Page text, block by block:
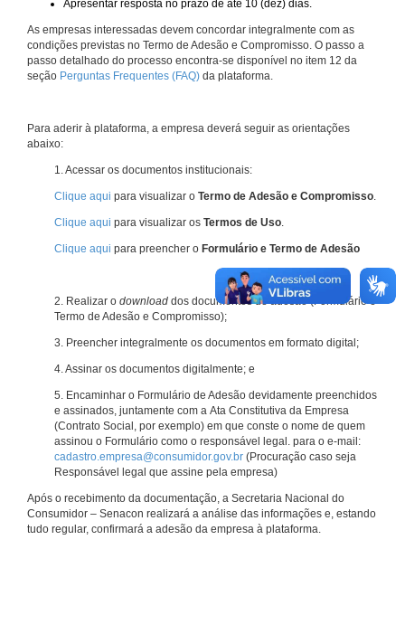
Apresentar resposta no prazo de até 10 (dez) dias.
As empresas interessadas devem concordar integralmente com as
condições previstas no Termo de Adesão e Compromisso. O passo a
passo detalhado do processo encontra-se disponível no item 12 da
seção Perguntas Frequentes (FAQ) da plataforma.
Para aderir à plataforma, a empresa deverá seguir as orientações
abaixo:
1. Acessar os documentos institucionais:
Clique aqui para visualizar o Termo de Adesão e Compromisso.
Clique aqui para visualizar os Termos de Uso.
Clique aqui para preencher o Formulário e Termo de Adesão
2. Realizar o download dos documentos de adesão (Formulário e
Termo de Adesão e Compromisso);
3. Preencher integralmente os documentos em formato digital;
4. Assinar os documentos digitalmente; e
5. Encaminhar o Formulário de Adesão devidamente preenchidos
e assinados, juntamente com a Ata Constitutiva da Empresa
(Contrato Social, por exemplo) em que conste o nome de quem
assinou o Formulário como o responsável legal. para o e-mail:
cadastro.empresa@consumidor.gov.br (Procuração caso seja
Responsável legal que assine pela empresa)
Após o recebimento da documentação, a Secretaria Nacional do
Consumidor – Senacon realizará a análise das informações e, estando
tudo regular, confirmará a adesão da empresa à plataforma.